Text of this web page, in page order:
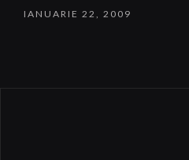
IANUARIE 22, 2009